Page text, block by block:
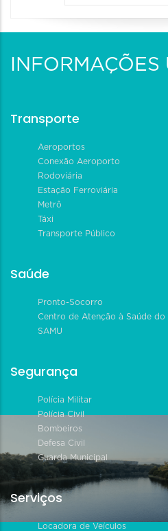
INFORMAÇÕES
Transporte
Aeroportos
Conexão Aeroporto
Rodoviária
Estação Ferroviária
Metrô
Táxi
Transporte Público
Saúde
Pronto-Socorro
Centro de Atenção à Saúde do
SAMU
Segurança
Polícia Militar
Polícia Civil
Bombeiros
Defesa Civil
Guarda Municipal
Serviços
Locadora de Veículos